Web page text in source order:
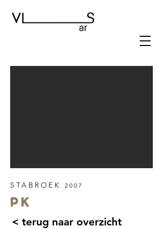
STABROEK 2007
PK
< terug naar overzicht